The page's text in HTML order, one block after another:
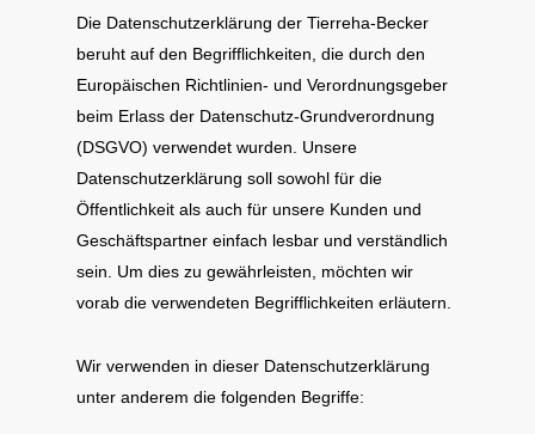
Die Datenschutzerklärung der Tierreha-Becker
beruht auf den Begrifflichkeiten, die durch den
Europäischen Richtlinien- und Verordnungsgeber
beim Erlass der Datenschutz-Grundverordnung
(DSGVO) verwendet wurden. Unsere
Datenschutzerklärung soll sowohl für die
Öffentlichkeit als auch für unsere Kunden und
Geschäftspartner einfach lesbar und verständlich
sein. Um dies zu gewährleisten, möchten wir
vorab die verwendeten Begrifflichkeiten erläutern.
Wir verwenden in dieser Datenschutzerklärung
unter anderem die folgenden Begriffe: